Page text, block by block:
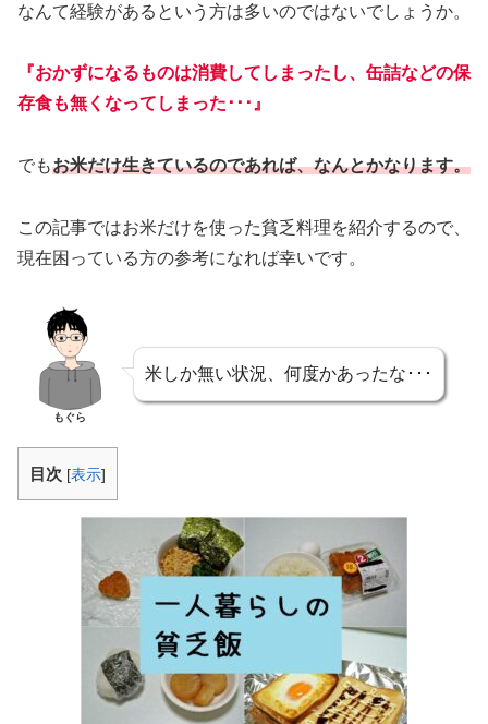
なんて経験があるという方は多いのではないでしょうか。
『おかずになるものは消費してしまったし、缶詰などの保
存食も無くなってしまった･･･』
でもお米だけ生きているのであれば、なんとかなります。
この記事ではお米だけを使った貧乏料理を紹介するので、
現在困っている方の参考になれば幸いです。
もぐら
米しか無い状況、何度かあったな･･･
目次 [表示]